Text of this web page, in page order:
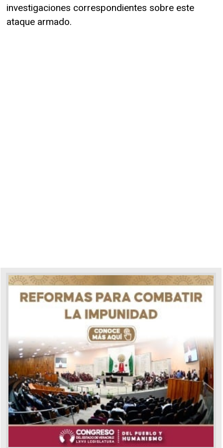
investigaciones correspondientes sobre este
ataque armado.